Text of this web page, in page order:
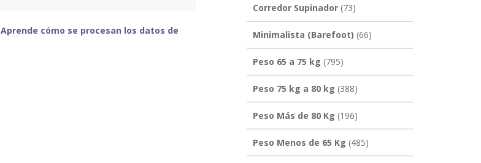
Aprende cómo se procesan los datos de
Corredor Supinador(73)
Minimalista (Barefoot) (66)
Peso 65 a 75 kg (795)
Peso 75 kg a 80 kg (388)
Peso Más de 80 Kg (196)
Peso Menos de 65 Kg (485)